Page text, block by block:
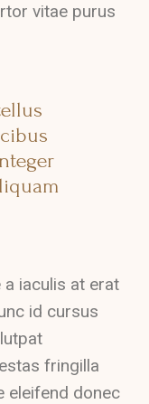
vitae purus
iaculis at erat
id cursus
fringilla
eleifend donec